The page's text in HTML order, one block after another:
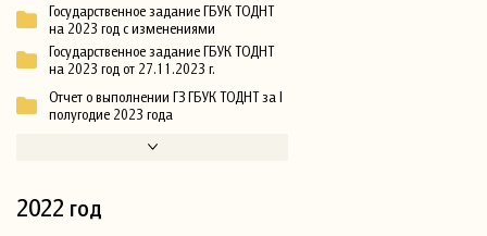
Государственное задание ГБУК ТОДНТ
на 2023 год с изменениями
Государственное задание ГБУК ТОДНТ
на 2023 год от 27.11.2023 г.
Отчет о выполнении ГЗ ГБУК ТОДНТ за I
полугодие 2023 года
2022 год